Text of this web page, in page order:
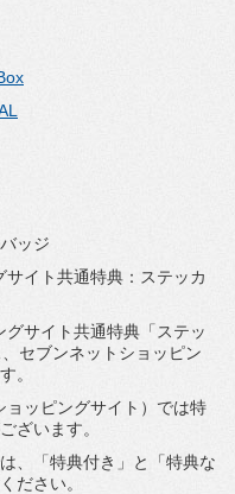
ッジ
イト共通特典：ステッカ
サイト共通特典「ステッ
、セブンネットショッピン
。
ッピングサイト）では特
ざいます。
、「特典付き」と「特典な
ださい。